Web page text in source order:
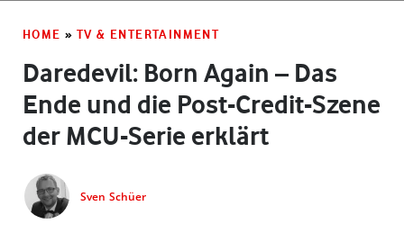
HOME » TV & ENTERTAINMENT
Daredevil: Born Again – Das
Ende und die Post-Credit-Szene
der MCU-Serie erklärt
Sven Schüer